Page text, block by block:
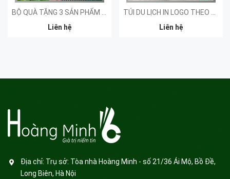
BỘ QUÀ TẶNG 3 SẢN PHẨM - KHÁCH HÀNG SYNAPSE
Liên hệ
TÚI DU LỊCH IN LOGO THEO YÊU CẦU
Liên hệ
Địa chỉ: Trụ sở: Tòa nhà Hoàng Minh - số 21/36 Ái Mộ, Bồ Đề,
Long Biên, Hà Nội